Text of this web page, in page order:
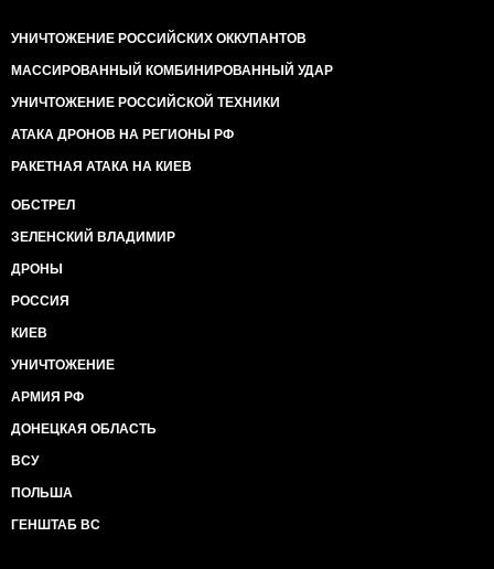
УНИЧТОЖЕНИЕ РОССИЙСКИХ ОККУПАНТОВ
МАССИРОВАННЫЙ КОМБИНИРОВАННЫЙ УДАР
УНИЧТОЖЕНИЕ РОССИЙСКОЙ ТЕХНИКИ
АТАКА ДРОНОВ НА РЕГИОНЫ РФ
РАКЕТНАЯ АТАКА НА КИЕВ
ОБСТРЕЛ
ЗЕЛЕНСКИЙ ВЛАДИМИР
ДРОНЫ
РОССИЯ
КИЕВ
УНИЧТОЖЕНИЕ
АРМИЯ РФ
ДОНЕЦКАЯ ОБЛАСТЬ
ВСУ
ПОЛЬША
ГЕНШТАБ ВС